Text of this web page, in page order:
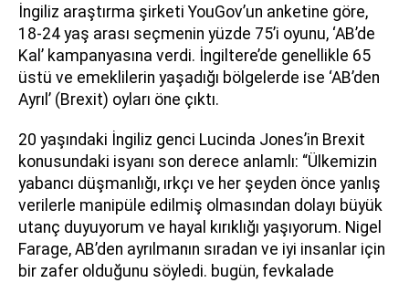
İngiliz araştırma şirketi YouGov’un anketine göre,
18-24 yaş arası seçmenin yüzde 75’i oyunu, ‘AB’de
Kal’ kampanyasına verdi. İngiltere’de genellikle 65
üstü ve emeklilerin yaşadığı bölgelerde ise ‘AB’den
Ayrıl’ (Brexit) oyları öne çıktı.
20 yaşındaki İngiliz genci Lucinda Jones’in Brexit
konusundaki isyanı son derece anlamlı: “Ülkemizin
yabancı düşmanlığı, ırkçı ve her şeyden önce yanlış
verilerle manipüle edilmiş olmasından dolayı büyük
utanç duyuyorum ve hayal kırıklığı yaşıyorum. Nigel
Farage, AB’den ayrılmanın sıradan ve iyi insanlar için
bir zafer olduğunu söyledi. bugün, fevkalade